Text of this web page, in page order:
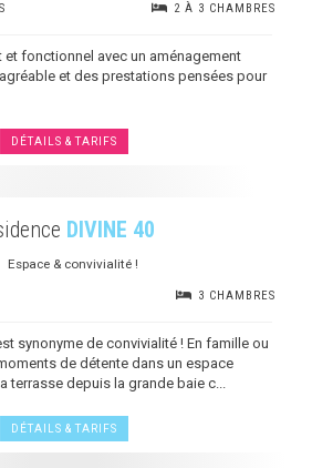
2 À 3 CHAMBRES
fonctionnel avec un aménagement
et des prestations pensées pour
DÉTAILS & TARIFS
DIVINE 40
3 CHAMBRES
synonyme de convivialité ! En famille ou
de détente dans un espace
terrasse depuis la grande baie c...
DÉTAILS & TARIFS